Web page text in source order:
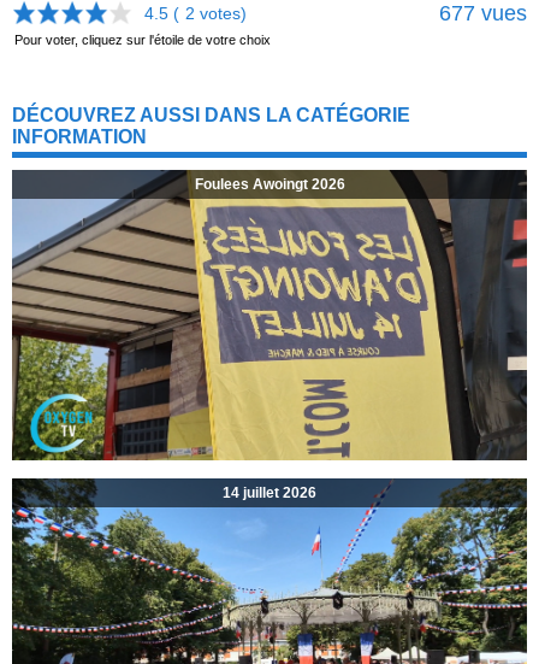
4.5 ( 2 votes) 677 vues
Pour voter, cliquez sur l'étoile de votre choix
DÉCOUVREZ AUSSI DANS LA CATÉGORIE
INFORMATION
Foulees Awoingt 2026
14 juillet 2026